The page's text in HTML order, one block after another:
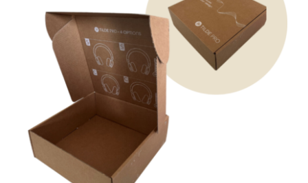
AJOUTER AU PANIER
DÉTAILS